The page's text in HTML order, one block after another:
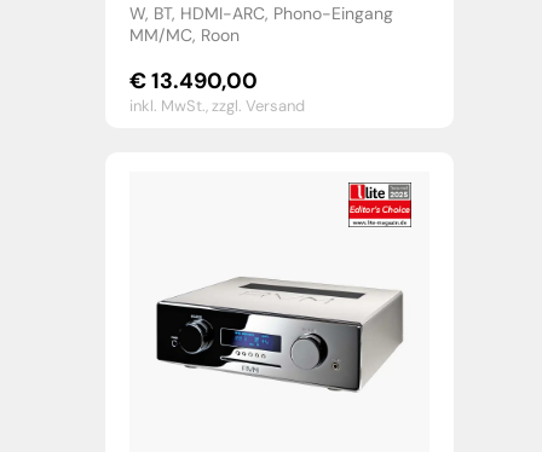
W, BT, HDMI-ARC, Phono-Eingang
MM/MC, Roon
€13.490,00
inkl. MwSt.,zzgl. Versand